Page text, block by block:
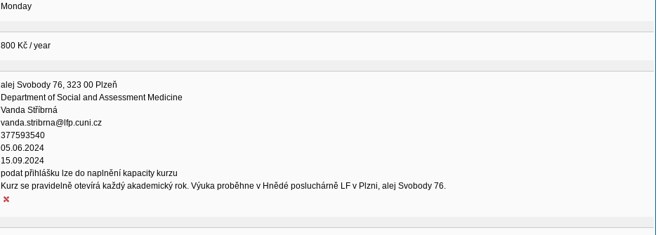
Monday
800 Kč / year
alej Svobody 76, 323 00 Plzeň
Department of Social and Assessment Medicine
Vanda Stříbrná
vanda.stribrna@lfp.cuni.cz
377593540
05.06.2024
15.09.2024
podat přihlášku lze do naplnění kapacity kurzu
Kurz se pravidelně otevírá každý akademický rok. Výuka proběhne v Hnědé posluchárně LF v Plzni, alej Svobody 76.